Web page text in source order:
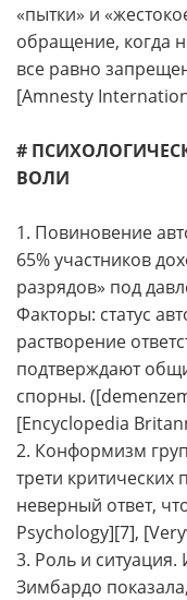
«пытки» и
обращение, когда
все равно
[Amnesty
#
ВОЛИ
1. Повиновение
65% участников
разрядов» под
Факторы: статус
растворение
подтверждают
спорны.
[Encyclopedia
2. Конформизм
трети
неверный ответ,
Psychology][7],
3. Роль и
Зимбардо